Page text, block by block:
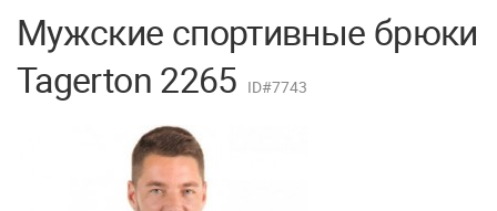
Мужские спортивные брюки
Tagerton 2265 ID#7743